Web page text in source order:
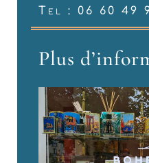
Tel : 06 60 49
Plus